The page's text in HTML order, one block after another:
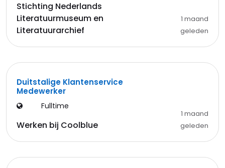
Stichting Nederlands
Literatuurmuseum en
Literatuurarchief
1 maand
geleden
Duitstalige Klantenservice
Medewerker
Fulltime
Werken bij Coolblue
1 maand
geleden